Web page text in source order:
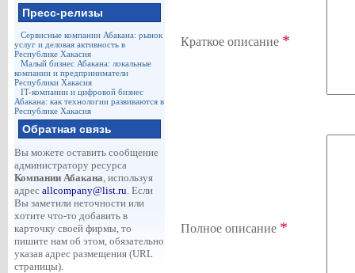
Пресс-релизы
Сервисные компании Абакана: рынок
услуг и деловая активность в
Республике Хакасия
Малый бизнес Абакана: локальные
компании и предприниматели
Республики Хакасия
IT-компании и цифровой бизнес
Абакана: как технологии развиваются в
Республике Хакасия
Обратная связь
Вы можете оставить сообщение
администратору ресурса
Компании Абакана, используя
адрес allcompany@list.ru. Если
Вы заметили неточности или
хотите что-то добавить в
карточку своей фирмы, то
пишите нам об этом, обязательно
указав адрес размещения (URL
страницы).
Краткое описание *
Полное описание *